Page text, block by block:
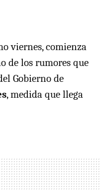
viernes, comienza
de los rumores que
Gobierno de
, medida que llega